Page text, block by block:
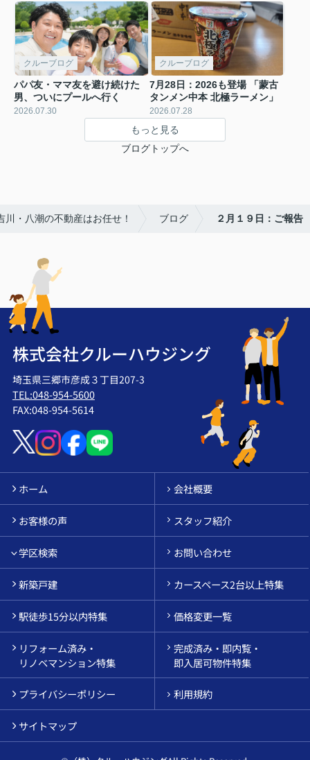
クルーブログ
パパ友・ママ友を避け続けた
男、ついにプールへ行く
2026.07.30
クルーブログ
7月28日：2026も登場 「蒙古
タンメン中本 北極ラーメン」
2026.07.28
もっと見る
ブログトップへ
・八潮の不動産はお任せ！ ブログ ２月１９日：ご報告
株式会社クルーハウジング
埼玉県三郷市彦成３丁目207-3
TEL:048-954-5600
FAX:048-954-5614
ホーム 会社概要
お客様の声 スタッフ紹介
学区検索 お問い合わせ
新築戸建 カースペース2台以上特集
駅徒歩15分以内特集 価格変更一覧
リフォーム済み・
リノベマンション特集
完成済み・即内覧・
即入居可物件特集
プライバシーポリシー 利用規約
サイトマップ